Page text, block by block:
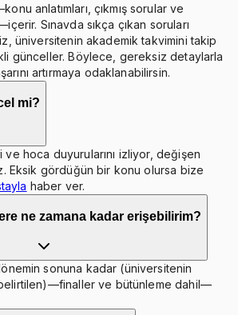
anlatımları, çıkmış sorular ve
Sınavda sıkça çıkan soruları
üniversitenin akademik takvimini takip
günceller. Böylece, gereksiz detaylarla
artırmaya odaklanabilirsin.
mi?
ve hoca duyurularını izliyor, değişen
Eksik gördüğün bir konu olursa bize
haber ver.
ne zamana kadar erişebilirim?
sonuna kadar (üniversitenin
ve bütünleme dahil—